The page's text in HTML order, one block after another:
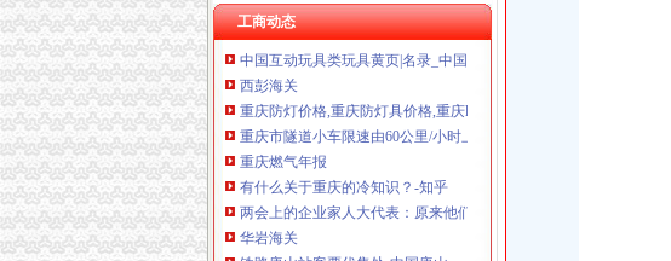
工商动态
【图】去年四川重庆游_速腾论坛_汽车之家论坛
中国互动玩具类玩具黄页|名录_中国互动玩具类玩具公司|厂家-八方资
西彭海关
重庆防灯价格,重庆防灯具价格,重庆led防灯价格,重庆HBPC
重庆市隧道小车限速由60公里/小时上调为80公里-中新网
重庆燃气年报
有什么关于重庆的冷知识？-知乎
两会上的企业家人大代表：原来他们关心的是这些_中国奉节网
华岩海关
铁路唐山站客票代售处-中国唐山